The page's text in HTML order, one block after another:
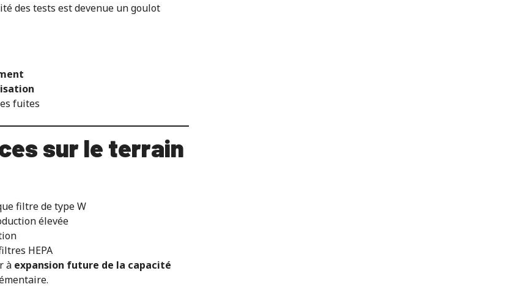
des tests est devenue un goulot
fuites
sur le terrain
filtre de type W
élevée
HEPA
à expansion future de la capacité